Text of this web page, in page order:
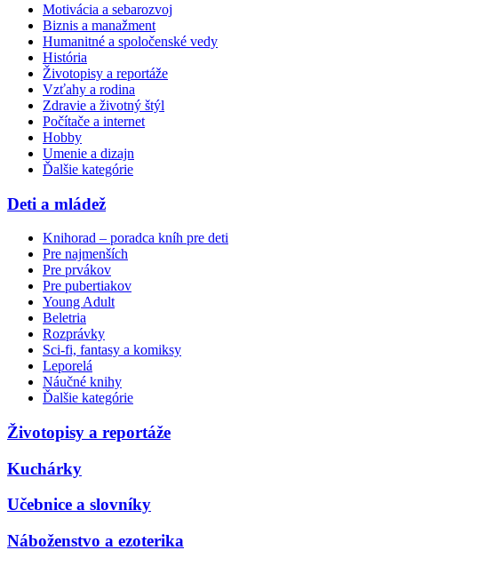
Motivácia a sebarozvoj
Biznis a manažment
Humanitné a spoločenské vedy
História
Životopisy a reportáže
Vzťahy a rodina
Zdravie a životný štýl
Počítače a internet
Hobby
Umenie a dizajn
Ďalšie kategórie
Deti a mládež
Knihorad – poradca kníh pre deti
Pre najmenších
Pre prvákov
Pre pubertiakov
Young Adult
Beletria
Rozprávky
Sci-fi, fantasy a komiksy
Leporelá
Náučné knihy
Ďalšie kategórie
Životopisy a reportáže
Kuchárky
Učebnice a slovníky
Náboženstvo a ezoterika